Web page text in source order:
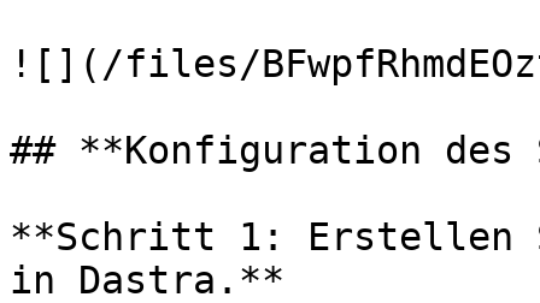
![](/files/
## **Konfiguration des
**Schritt 1: Erstellen
in Dastra.**